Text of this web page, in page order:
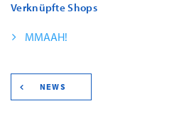
Verknüpfte Shops
MMAAH!
NEWS